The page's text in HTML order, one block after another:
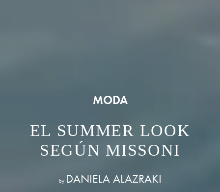
MODA
EL SUMMER LOOK
SEGÚN MISSONI
by DANIELA ALAZRAKI